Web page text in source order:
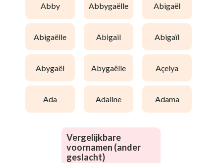
abby abbygaëlle abigaël
abigaëlle abigail abigaïl
abygaël abygaëlle açelya
ada adaline adama
Vergelijkbare
voornamen (ander
geslacht)